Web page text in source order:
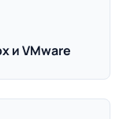
и VMware